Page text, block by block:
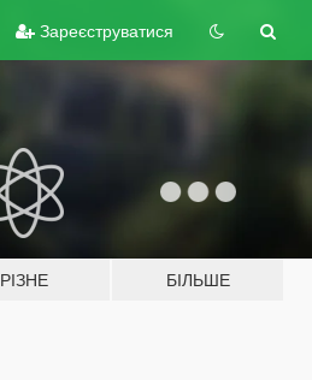
Зареєструватися
РІЗНЕ БІЛЬШЕ